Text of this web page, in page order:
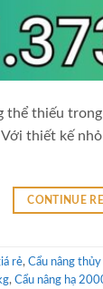
thiếu
thiết kế
CONTINUE
rẻ, Cẩu nâng
, Cẩu nâng hạ